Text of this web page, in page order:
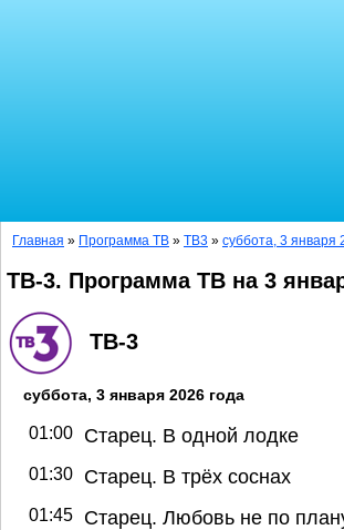
Главная » Программа ТВ » ТВ3 » суббота, 3 января
ТВ-3. Программа ТВ на 3
ТВ-3
суббота, 3 января 2026 года
01:00 Старец. В одной лодке
01:30 Старец. В трёх соснах
01:45 Старец. Любовь не по